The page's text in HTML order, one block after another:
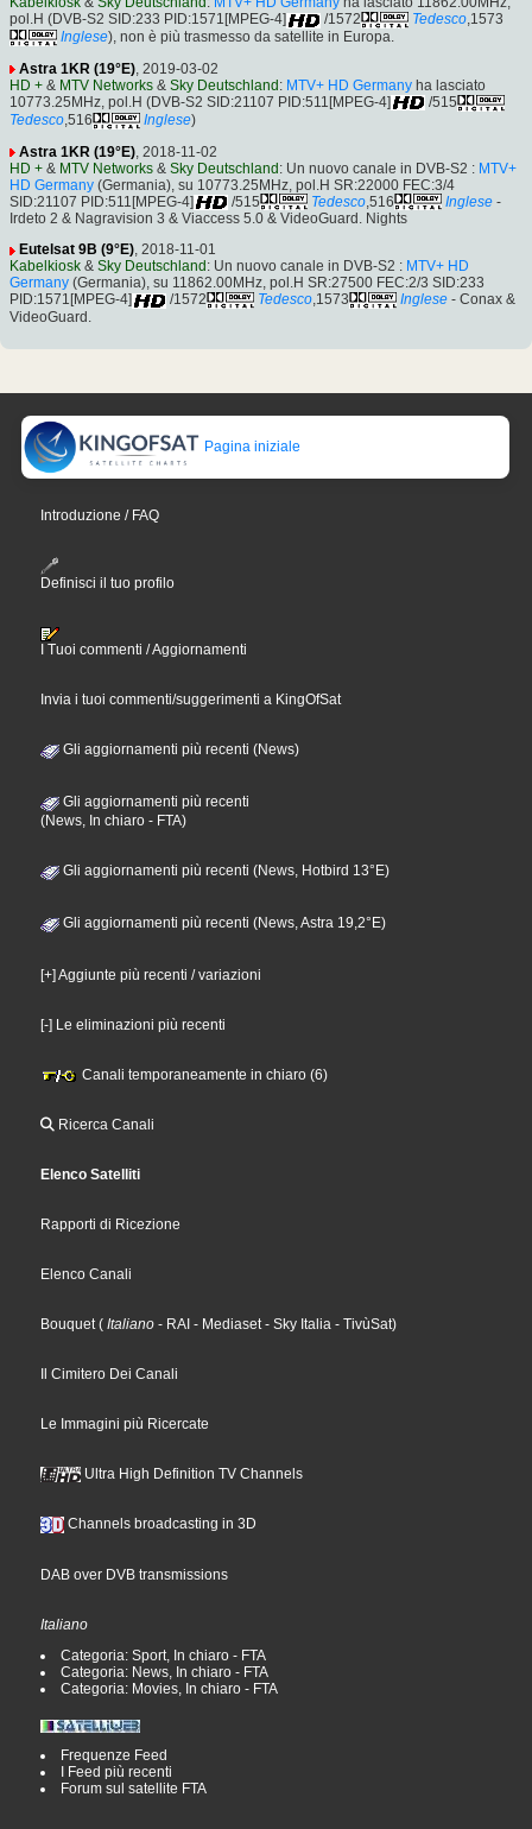
pol.H (DVB-S2 SID:233 PID:1571[MPEG-4]
/1572 Tedesco,1573
Inglese), non è più trasmesso da satellite in Europa.
Astra 1KR (19°E), 2019-03-02
HD + & MTV Networks & Sky Deutschland : MTV+ HD Germany ha lasciato
10773.25MHz, pol.H (DVB-S2 SID:21107 PID:511[MPEG-4]
/515
Tedesco ,516 Inglese)
Astra 1KR (19°E) , 2018-11-02
HD + & MTV Networks & Sky Deutschland: Un nuovo canale in DVB-S2 : MTV+
HD Germany (Germania), su 10773.25MHz, pol.H SR:22000 FEC:3/4
SID:21107 PID:511[MPEG-4]
/515 Tedesco ,516 Inglese -
Irdeto 2 & Nagravision 3 & Viaccess 5.0 & VideoGuard. Nights
Eutelsat 9B (9°E), 2018-11-01
Kabelkiosk & Sky Deutschland : Un nuovo canale in DVB-S2 : MTV+ HD
Germany (Germania), su 11862.00MHz, pol.H SR:27500 FEC:2/3 SID:233
PID:1571[MPEG-4]
/1572 Tedesco,1573 Inglese - Conax &
VideoGuard.
Pagina iniziale
Introduzione / FAQ
Definisci il tuo profilo
I Tuoi commenti / Aggiornamenti
Invia i tuoi commenti/suggerimenti a KingOfSat
Gli aggiornamenti più recenti (News)
Gli aggiornamenti più recenti
(News, In chiaro - FTA)
Gli aggiornamenti più recenti (News, Hotbird 13°E)
Gli aggiornamenti più recenti (News, Astra 19,2°E)
[+] Aggiunte più recenti / variazioni
[-] Le eliminazioni più recenti
Canali temporaneamente in chiaro (6)
Ricerca Canali
Elenco Satelliti
Rapporti di Ricezione
Elenco Canali
Bouquet( Italiano - RAI - Mediaset- Sky Italia - TivùSat)
Il Cimitero Dei Canali
Le Immagini più Ricercate
Ultra High Definition TV Channels
Channels broadcasting in 3D
DAB over DVB transmissions
Italiano
Categoria: Sport, In chiaro - FTA
Categoria: News, In chiaro - FTA
Categoria: Movies, In chiaro - FTA
Frequenze Feed
I Feed più recenti
Forum sul satellite FTA